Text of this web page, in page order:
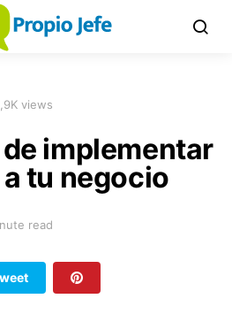
views
implementar
tu negocio
read